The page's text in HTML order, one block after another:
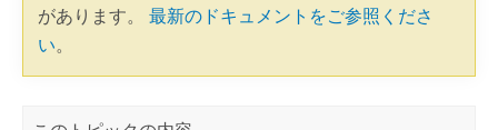
があります。 最新のドキュメントをご参照くださ
い。